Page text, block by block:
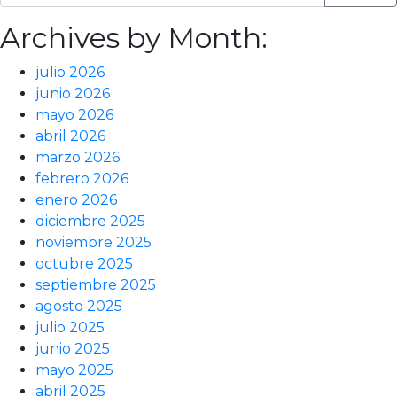
Archives by Month:
julio 2026
junio 2026
mayo 2026
abril 2026
marzo 2026
febrero 2026
enero 2026
diciembre 2025
noviembre 2025
octubre 2025
septiembre 2025
agosto 2025
julio 2025
junio 2025
mayo 2025
abril 2025